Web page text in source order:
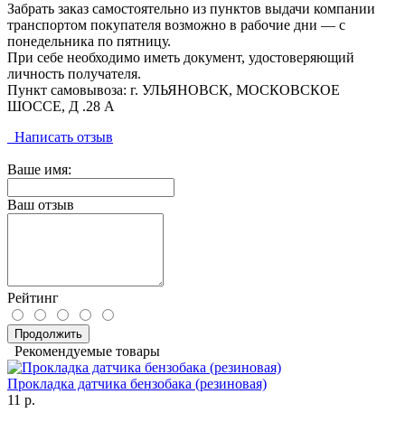
Забрать заказ самостоятельно из пунктов выдачи компании
транспортом покупателя возможно в рабочие дни — с
понедельника по пятницу.
При себе необходимо иметь документ, удостоверяющий
личность получателя.
Пункт самовывоза: г. УЛЬЯНОВСК, МОСКОВСКОЕ
ШОССЕ, Д .28 А
Написать отзыв
Ваше имя:
Ваш отзыв
Рейтинг
Продолжить
Рекомендуемые товары
Прокладка датчика бензобака (резиновая)
11 р.